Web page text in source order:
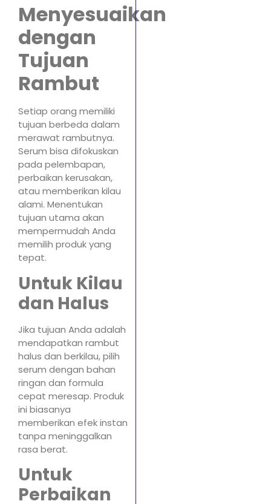
Menyesuaikan
dengan
Tujuan
Rambut
Setiap orang memiliki
tujuan berbeda dalam
merawat rambutnya.
Serum bisa difokuskan
pada pelembapan,
perbaikan kerusakan,
atau memberikan kilau
alami. Menentukan
tujuan utama akan
mempermudah Anda
memilih produk yang
tepat.
Untuk Kilau
dan Halus
Jika tujuan Anda adalah
mendapatkan rambut
halus dan berkilau, pilih
serum dengan bahan
ringan dan formula
cepat meresap. Produk
ini biasanya
memberikan efek instan
tanpa meninggalkan
rasa berat.
Untuk
Perbaikan